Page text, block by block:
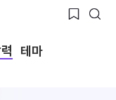
테마